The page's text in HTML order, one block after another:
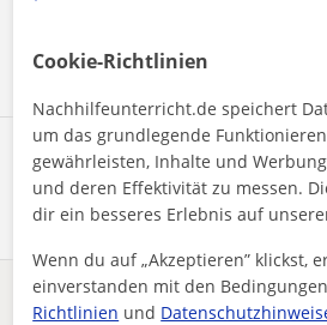
Profil teilen
Enthält dieses Profil einen
Cookie-Richtlinien
Nachhilfeunterricht.de speichert
um das grundlegende
gewährleisten, Inhalte und
und deren Effektivität zu messen.
dir ein besseres Erlebnis auf
Wenn du auf „Akzeptieren” klickst,
einverstanden mit den
Richtlinien und